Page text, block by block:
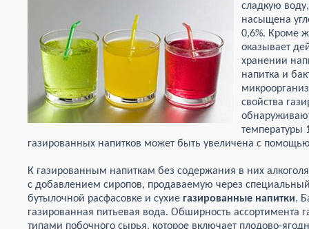
сладкую
насыщена
0,6%. Кроме
оказывает
хранении
напитка и
свойства
температуры
газированных напитков может быть увеличена с
К газированным напиткам без содержания в них
с добавлением сиропов, продаваемую через
бутылочной расфасовке и сухие газированные напитки.
газированная питьевая вода. Обширность ассортимента
типами побочного сырья, которое включает плодово-